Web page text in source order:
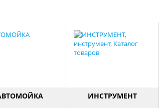
ИНСТРУМЕНТ